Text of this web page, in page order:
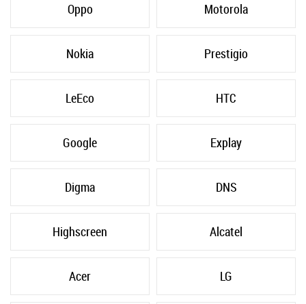
Oppo Motorola
Nokia Prestigio
LeEco HTC
Google Explay
Digma DNS
Highscreen Alcatel
Acer LG